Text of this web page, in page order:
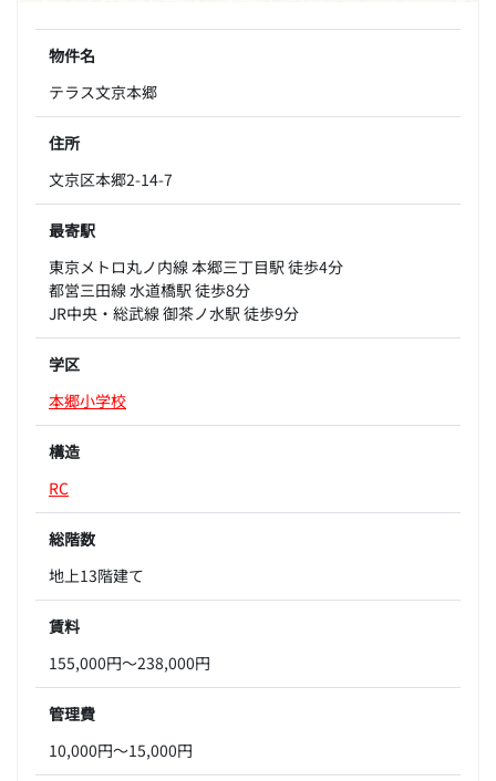
物件名
テラス文京本郷
住所
文京区本郷2-14-7
最寄駅
東京メトロ丸ノ内線 本郷三丁目駅 徒歩4分
都営三田線 水道橋駅 徒歩8分
JR中央・総武線 御茶ノ水駅 徒歩9分
学区
本郷小学校
構造
RC
総階数
地上13階建て
賃料
155,000円～238,000円
管理費
10,000円～15,000円